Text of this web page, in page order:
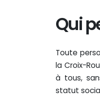
Qui
Toute
la Croix-
à tous,
statut